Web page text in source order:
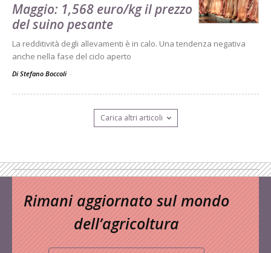
Maggio: 1,568 euro/kg il prezzo
del suino pesante
La redditività degli allevamenti è in calo. Una tendenza negativa
anche nella fase del ciclo aperto
Di Stefano Boccoli -
Carica altri articoli
Rimani aggiornato sul mondo
dell’agricoltura